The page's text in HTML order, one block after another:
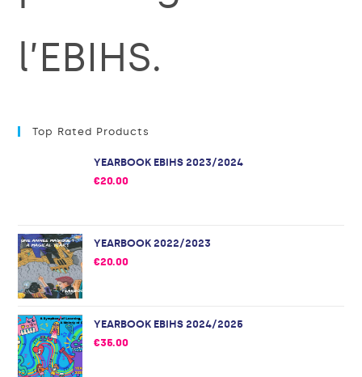
l’EBIHS.
Top Rated Products
YEARBOOK EBIHS 2023/2024
€20.00
YEARBOOK 2022/2023
€20.00
YEARBOOK EBIHS 2024/2025
€35.00